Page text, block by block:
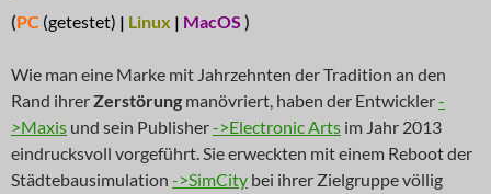
(PC (getestet) | Linux | MacOS )
Wie man eine Marke mit Jahrzehnten der Tradition an den
Rand ihrerZerstörung manövriert, haben der Entwickler-
>Maxis und sein Publisher->Electronic Arts im Jahr 2013
eindrucksvoll vorgeführt. Sie erweckten mit einem Reboot der
Städtebausimulation ->SimCity bei ihrer Zielgruppe völlig